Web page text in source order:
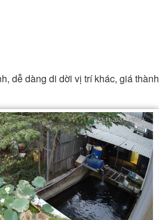
dễ dàng di dời vị trí khác, giá thành